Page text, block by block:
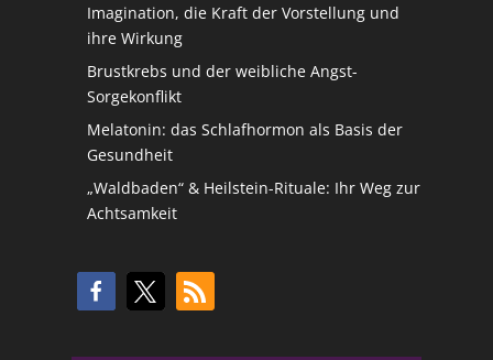
Imagination, die Kraft der Vorstellung und
ihre Wirkung
Brustkrebs und der weibliche Angst-
Sorgekonflikt
Melatonin: das Schlafhormon als Basis der
Gesundheit
„Waldbaden“ & Heilstein-Rituale: Ihr Weg zur
Achtsamkeit